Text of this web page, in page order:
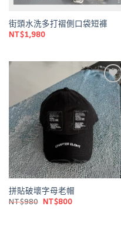
街頭水洗多打褶側口袋短褲
NT$1,980
Add to
wishlist
拼貼破壞字母老帽
NT$980 原
NT$800目